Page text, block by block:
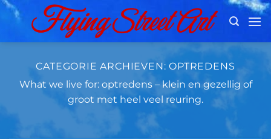
Ga
naar
CATEGORIE ARCHIEVEN:OPTREDENS
What we live for: optredens – klein en gezellig of
groot met heel veel reuring.